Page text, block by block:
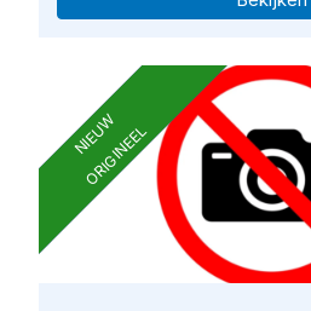
NIEUW
ORIGINEEL